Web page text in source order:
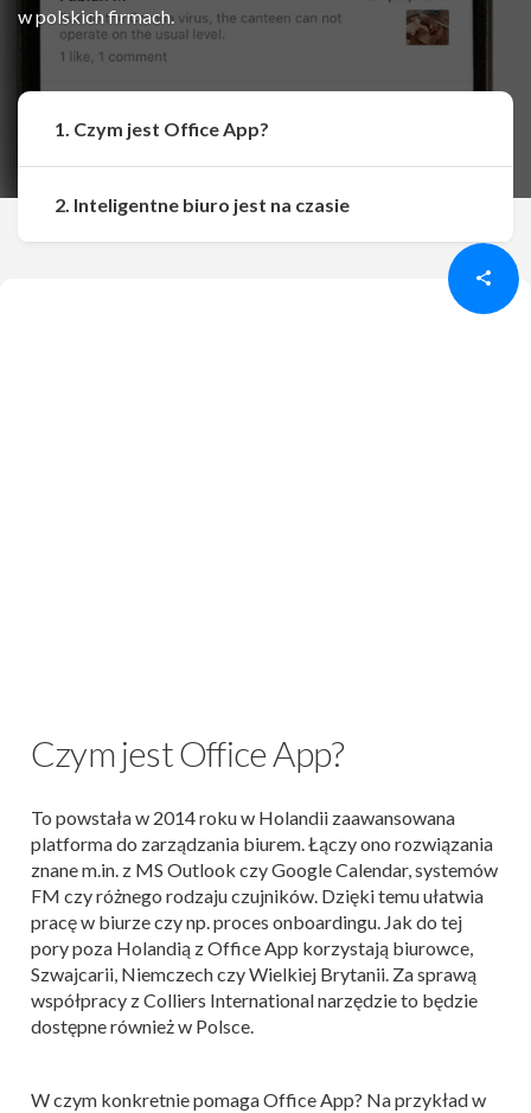
w polskich firmach.
Udostępnij
Czym jest Office App?
To powstała w 2014 roku w Holandii zaawansowana
platforma do zarządzania biurem. Łączy ono rozwiązania
znane m.in. z MS Outlook czy Google Calendar, systemów
FM czy różnego rodzaju czujników. Dzięki temu ułatwia
pracę w biurze czy np. proces onboardingu. Jak do tej
pory poza Holandią z Office App korzystają biurowce,
Szwajcarii, Niemczech czy Wielkiej Brytanii. Za sprawą
współpracy z Colliers International narzędzie to będzie
dostępne również w Polsce.
W czym konkretnie pomaga Office App? Na przykład w
1. Czym jest Office App?
2. Inteligentne biuro jest na czasie